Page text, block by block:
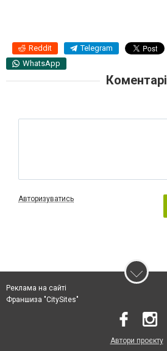
Reddit Telegram
WhatsApp
Коментарі
Авторизуватись
Реклама на сайті
Франшиза "CitySites"
Автори проєкту